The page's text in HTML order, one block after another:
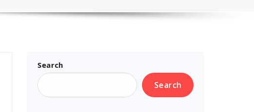
Search
Search